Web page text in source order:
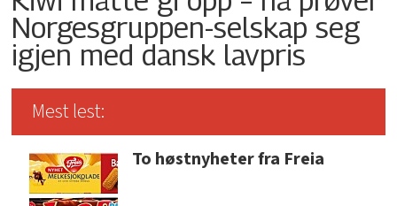
Norgesgruppen-selskap seg
igjen med dansk lavpris
Mest lest:
To høstnyheter fra Freia